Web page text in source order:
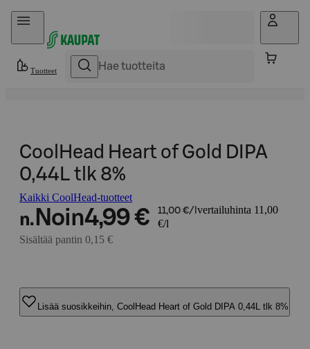
Hyppää sisältöön
Tuotteet
CoolHead Heart of Gold DIPA
0,44L tlk 8%
Kaikki CoolHead-tuotteet
n. Noin4,99 € 11,00 €/l vertailuhinta 11,00
€/l
Sisältää pantin 0,15 €
Lisää suosikkeihin, CoolHead Heart of Gold DIPA 0,44L tlk 8%